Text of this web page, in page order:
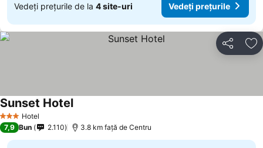
Vedeți prețurile de la 4 site-uri Vedeți prețurile
Distribuiți
3 SteleHotel
Sunset Hotel
7,9 Bun 2.110 3.8 km faţă de Centru